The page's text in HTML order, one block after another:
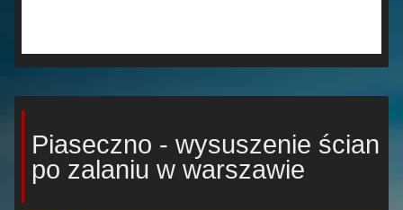
Piaseczno - wysuszenie ścian
po zalaniu w warszawie